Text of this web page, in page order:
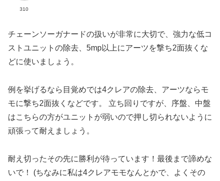
310
チェーンソーガナードの扱いが非常に大切で、強力な低コ
ストユニットの除去、5mp以上にアーツを撃ち2面抜くな
どに使いましょう。
例を挙げるなら目覚めでは4クレアの除去、アーツならモ
モに撃ち2面抜くなどです。 立ち回りですが、序盤、中盤
はこちらの方がユニットが弱いので押し切られないように
頑張って耐えましょう。
耐え切ったその先に勝利が待っています！最後まで諦めな
いで！ (ちなみに私は4クレアモモなんとかで、よくその